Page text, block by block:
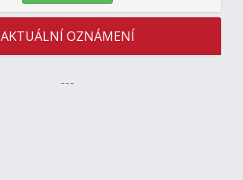
AKTUÁLNÍ OZNÁMENÍ
---